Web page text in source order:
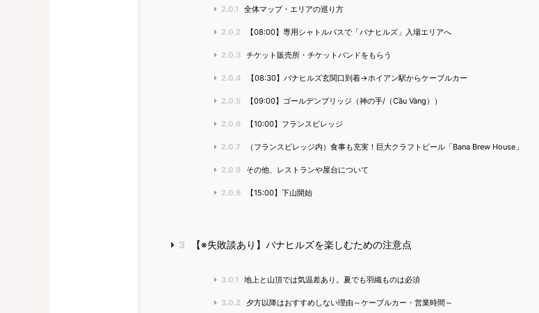
2.0.1 全体マップ・エリアの巡り方
2.0.2 【08:00】専用シャトルバスで「バナヒルズ」入場エリアへ
2.0.3 チケット販売所・チケットバンドをもらう
2.0.4 【08:30】バナヒルズ玄関口到着→ホイアン駅からケーブルカー
2.0.5 【09:00】ゴールデンブリッジ（神の手/（Cầu Vàng））
2.0.6 【10:00】フランスビレッジ
2.0.7 （フランスビレッジ内）食事も充実！巨大クラフトビール「Bana Brew House」
2.0.8 その他、レストランや屋台について
2.0.9 【15:00】下山開始
3 【※失敗談あり】バナヒルズを楽しむための注意点
3.0.1 地上と山頂では気温差あり。夏でも羽織ものは必須
3.0.2 夕方以降はおすすめしない理由～ケーブルカー・営業時間～